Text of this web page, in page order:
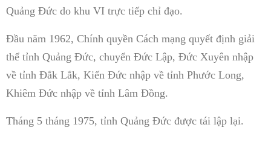
Quảng Đức do khu VI trực tiếp chỉ đạo.
Đầu năm 1962, Chính quyền Cách mạng quyết định giải
thể tỉnh Quảng Đức, chuyển Đức Lập, Đức Xuyên nhập
về tỉnh Đắk Lắk, Kiến Đức nhập về tỉnh Phước Long,
Khiêm Đức nhập về tỉnh Lâm Đồng.
Tháng 5 tháng 1975, tỉnh Quảng Đức được tái lập lại.